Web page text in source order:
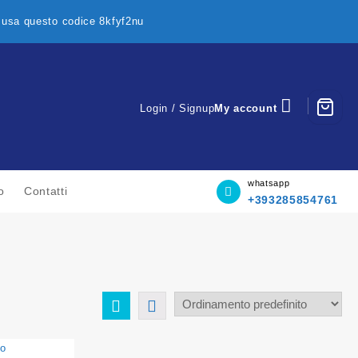
questo codice 8kfyf2nu
Login / SignupMy account
Contatti
whatsapp
+393285854761